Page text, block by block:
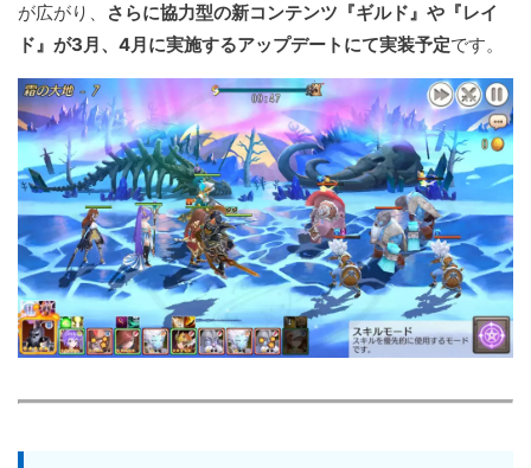
が広がり、
さらに協力型の新コンテンツ『ギルド』や『レイ
ド』が3月、4月に実施するアップデートにて実装予定です。